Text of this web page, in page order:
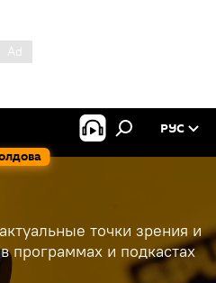
РУС
точки зрения и
программах и подкастах